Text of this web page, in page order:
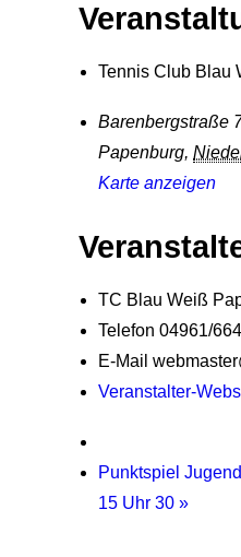
Tennis Club Blau
Barenbergstraße
Papenburg,
Karte anzeigen
TC Blau Weiß
Telefon 04961/
E-Mail
Veranstalter-
Punktspiel
15 Uhr 30 »